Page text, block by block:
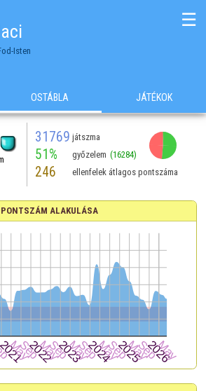
Isten
☰
OSTÁBLA JÁTÉKOK
31769 játszma
51% győzelem (16284)
246 ellenfelek átlagos pontszáma
PONTSZÁM ALAKULÁSA